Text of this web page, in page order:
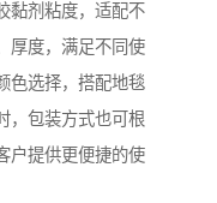
黏剂粘度，适配不
厚度，满足不同使
色选择，搭配地毯
，包装方式也可根
户提供更便捷的使